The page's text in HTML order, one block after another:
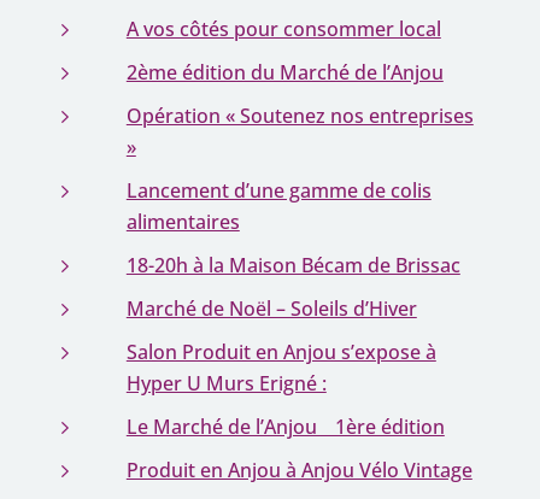
A vos côtés pour consommer local
2ème édition du Marché de l’Anjou
Opération « Soutenez nos entreprises
»
Lancement d’une gamme de colis
alimentaires
18-20h à la Maison Bécam de Brissac
Marché de Noël – Soleils d’Hiver
Salon Produit en Anjou s’expose à
Hyper U Murs Erigné :
Le Marché de l’Anjou _ 1ère édition
Produit en Anjou à Anjou Vélo Vintage